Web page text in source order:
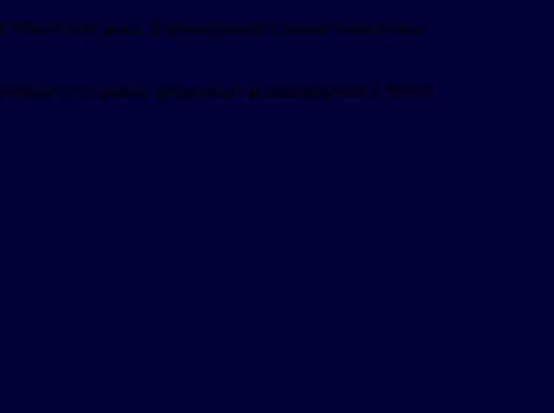
игрока, формирующего новое поколение
и создании карьерных возможностей в Web3.